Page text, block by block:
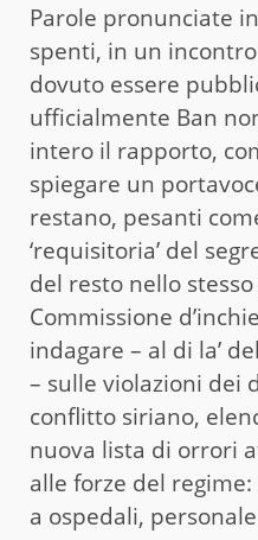
Parole pronunciate
spenti, in un
dovuto essere
ufficialmente Ban
intero il rapporto,
spiegare un
restano, pesanti
‘requisitoria’ del
del resto nello
Commissione
indagare – al di la’
– sulle violazioni dei
conflitto siriano,
nuova lista di orrori
alle forze del
a ospedali,